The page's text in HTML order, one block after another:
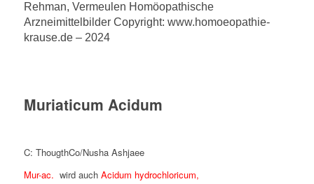
Rehman, Vermeulen Homöopathische
Arzneimittelbilder Copyright: www.homoeopathie-
krause.de – 2024
Muriaticum Acidum
C: ThougthCo/Nusha Ashjaee
Mur-ac. wird auch Acidum hydrochloricum,